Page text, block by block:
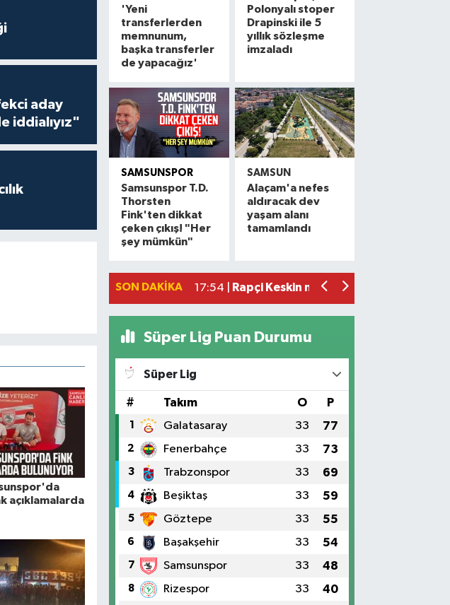
aday
iddialıyız"
açıklamalarda
'Yeni
transferlerden
memnunum,
başka transferler
de yapacağız'
Polonyalı stoper
Drapinski ile 5
yıllık sözleşme
imzaladı
SAMSUNSPOR
Samsunspor T.D.
Thorsten
Fink'ten dikkat
çeken çıkış! "Her
şey mümkün"
SAMSUN
Alaçam'a nefes
aldıracak dev
yaşam alanı
tamamlandı
SON DAKIKA
20:16 |
Alaçam çileği reçel oldu: Hedef
19:06 |
Hafif ticari araç ile motosiklet çarpıştı:
17:36 |
Havza'da zincirleme trafik kazası: 2
Süper Lig Puan Durumu
Süper Lig
# Takım O P
1 Galatasaray 33 77
2 Fenerbahçe 33 73
3 Trabzonspor 33 69
4 Beşiktaş 33 59
5 Göztepe 33 55
6 Başakşehir 33 54
7 Samsunspor 33 48
8 Rizespor 33 40